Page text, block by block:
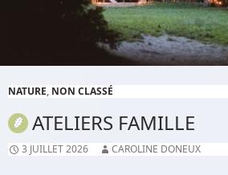
NATURE, NON CLASSÉ
ATELIERS FAMILLE
3 JUILLET 2026 CAROLINE DONEUX